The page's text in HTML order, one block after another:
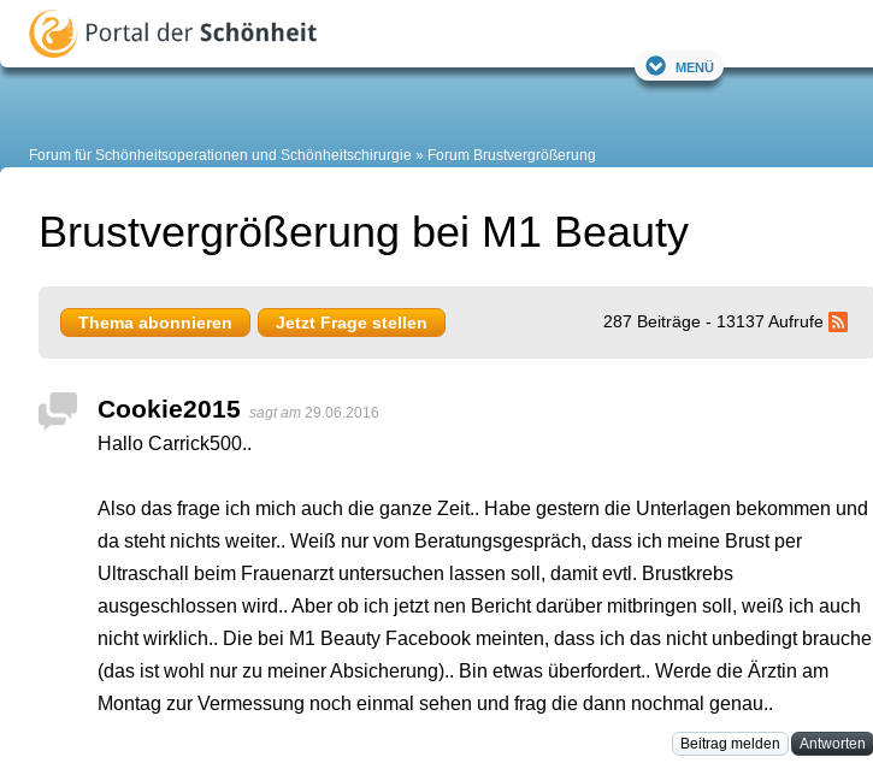
Menü
Forum für Schönheitsoperationen und Schönheitschirurgie Forum Brustvergrößerung
Brustvergrößerung bei M1 Beauty
Thema abonnieren Jetzt Frage stellen 287 Beiträge - 13137 Aufrufe
Cookie2015 sagt am 29.06.2016
Hallo Carrick500..
Also das frage ich mich auch die ganze Zeit.. Habe gestern die Unterlagen bekommen und
da steht nichts weiter.. Weiß nur vom Beratungsgespräch, dass ich meine Brust per
Ultraschall beim Frauenarzt untersuchen lassen soll, damit evtl. Brustkrebs
ausgeschlossen wird.. Aber ob ich jetzt nen Bericht darüber mitbringen soll, weiß ich auch
nicht wirklich.. Die bei M1 Beauty Facebook meinten, dass ich das nicht unbedingt brauche
(das ist wohl nur zu meiner Absicherung).. Bin etwas überfordert.. Werde die Ärztin am
Montag zur Vermessung noch einmal sehen und frag die dann nochmal genau..
Beitrag melden Antworten